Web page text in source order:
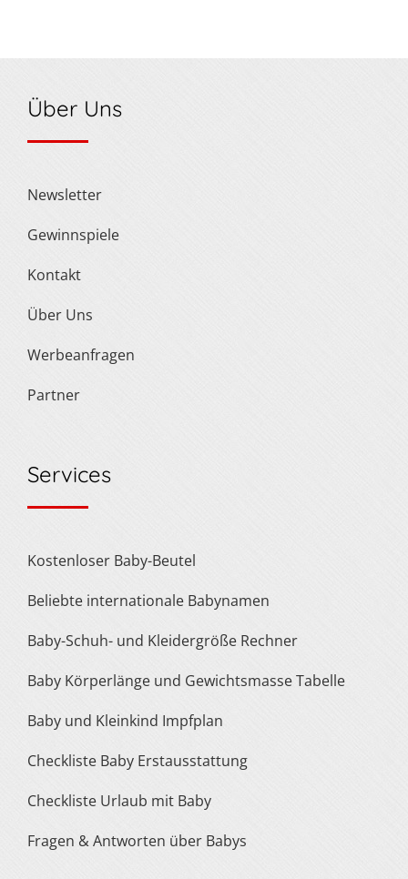
Über Uns
Newsletter
Gewinnspiele
Kontakt
Über Uns
Werbeanfragen
Partner
Services
Kostenloser Baby-Beutel
Beliebte internationale Babynamen
Baby-Schuh- und Kleidergröße Rechner
Baby Körperlänge und Gewichtsmasse Tabelle
Baby und Kleinkind Impfplan
Checkliste Baby Erstausstattung
Checkliste Urlaub mit Baby
Fragen & Antworten über Babys